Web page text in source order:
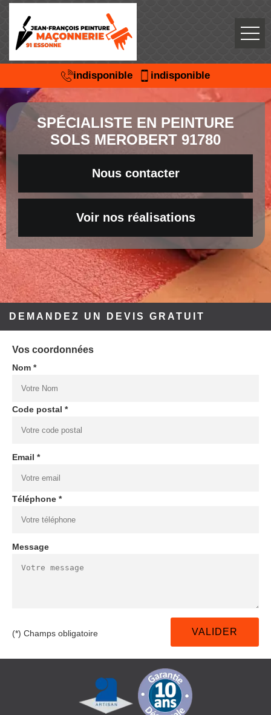
indisponible indisponible
SPÉCIALISTE EN PEINTURE
SOLS MEROBERT 91780
Nous contacter
Voir nos réalisations
DEMANDEZ UN DEVIS GRATUIT
Vos coordonnées
Nom *
Code postal *
Email *
Téléphone *
Message
(*) Champs obligatoire